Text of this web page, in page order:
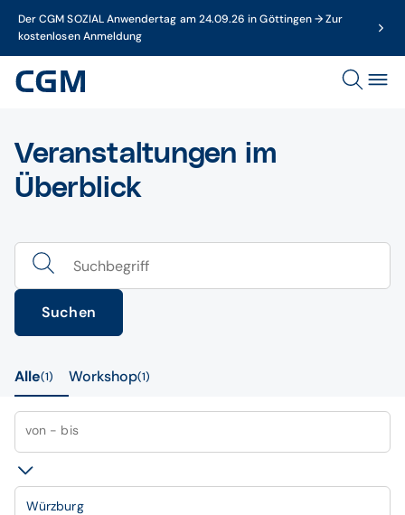
Der CGM SOZIAL Anwendertag am 24.09.26 in Göttingen → Zur
kostenlosen Anmeldung
Veranstaltungen im
Überblick
Suchen
Alle 1 Workshop 1
von - bis
Würzburg